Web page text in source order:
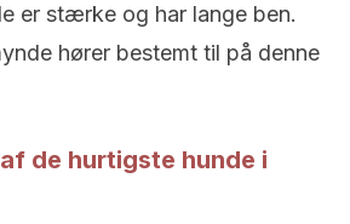
er stærke og har lange ben.
hører bestemt til på denne
de hurtigste hunde i